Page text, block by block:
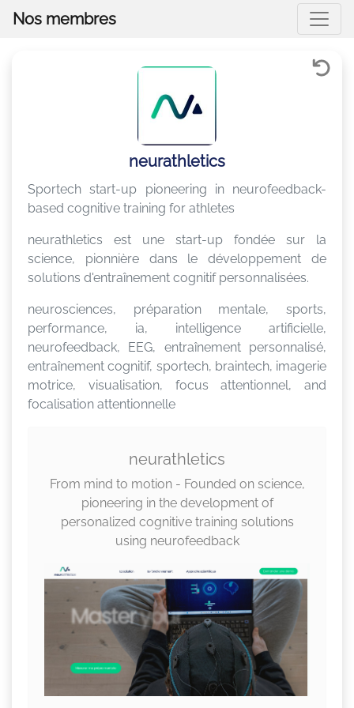
Nos membres
neurathletics
Sportech start-up pioneering in neurofeedback-
based cognitive training for athletes
neurathletics est une start-up fondée sur la
science, pionnière dans le développement de
solutions d'entraînement cognitif personnalisées.
neurosciences, préparation mentale, sports,
performance, ia, intelligence artificielle,
neurofeedback, EEG, entraînement personnalisé,
entraînement cognitif, sportech, braintech, imagerie
motrice, visualisation, focus attentionnel, and
focalisation attentionnelle
neurathletics
From mind to motion - Founded on science,
pioneering in the development of
personalized cognitive training solutions
using neurofeedback